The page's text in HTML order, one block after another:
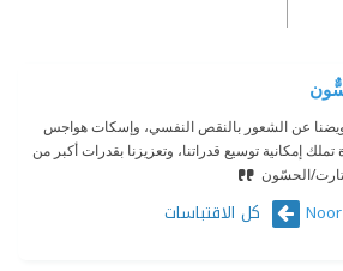
عن الشعور بالنقص النفسي، وإسكات هواجس
إمكانية توسيع قدراتنا، وتعزيزنا بقدرات أكبر من
تارت/الحسّون
كل الاقتباسات